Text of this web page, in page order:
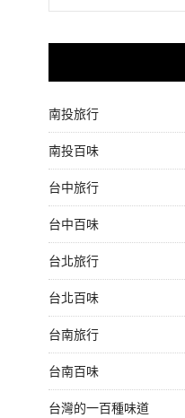
南投旅行
南投百味
台中旅行
台中百味
台北旅行
台北百味
台南旅行
台南百味
台灣的一百種味道